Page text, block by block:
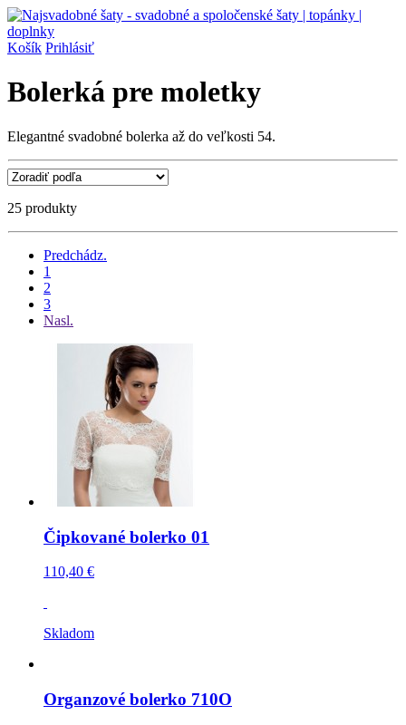
Košík Prihlásiť
Bolerká pre moletky
Elegantné svadobné bolerka až do veľkosti 54.
25 produkty
Predchádz.
1
2
3
Nasl.
Čipkované bolerko 01
110,40 €
Skladom
Organzové bolerko 710O